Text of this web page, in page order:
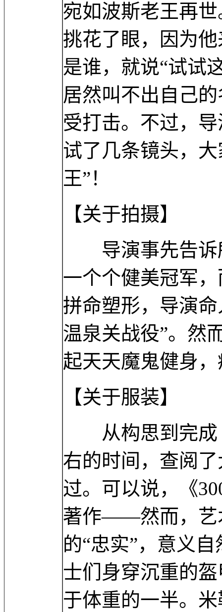
宛如波斯老王再
挑花了眼，因为
是谁，就说“试试
居然叫不出自己
受打击。不过，
试了几条镜头，
王”！
【关于拍摄】
导演事先告诉
一个个健美冠军
拼命塑形，导演
温泉关战役”。然
起天天魔鬼健身
【关于服装】
从构思到完成
右的时间，查阅
过。可以说，《
著作——然而，艺
的“忠实”，意义
士们身穿沉重的
于体重的一半。